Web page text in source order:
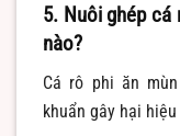
5. Nuôi ghép
nào?
Cá rô phi ăn
khuẩn gây hại hiệu